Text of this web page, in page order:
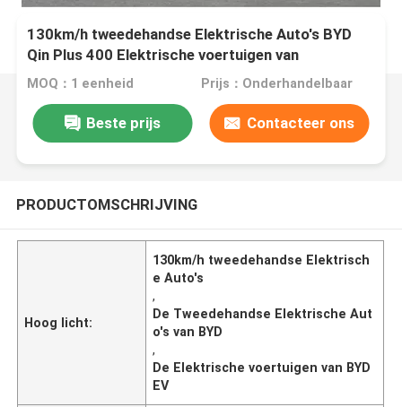
130km/h tweedehandse Elektrische Auto's BYD
Qin Plus 400 Elektrische voertuigen van
Reisfondsen EV
MOQ：1 eenheid Prijs：Onderhandelbaar
Beste prijs Contacteer ons
PRODUCTOMSCHRIJVING
Hoog licht:
130km/h tweedehandse Elektrisch
e Auto's
,
De Tweedehandse Elektrische Aut
o's van BYD
,
De Elektrische voertuigen van BYD
EV